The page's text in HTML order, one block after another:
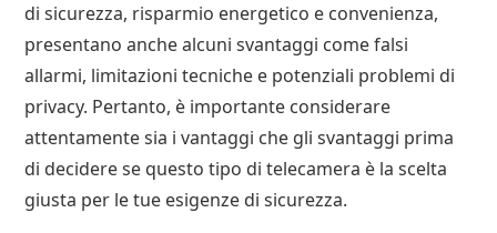
di sicurezza, risparmio energetico e convenienza,
presentano anche alcuni svantaggi come falsi
allarmi, limitazioni tecniche e potenziali problemi di
privacy. Pertanto, è importante considerare
attentamente sia i vantaggi che gli svantaggi prima
di decidere se questo tipo di telecamera è la scelta
giusta per le tue esigenze di sicurezza.